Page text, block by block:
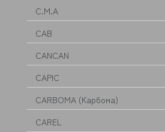
C.M.A
CAB
CANCAN
CAPIC
CARBOMA (Карбома)
CAREL